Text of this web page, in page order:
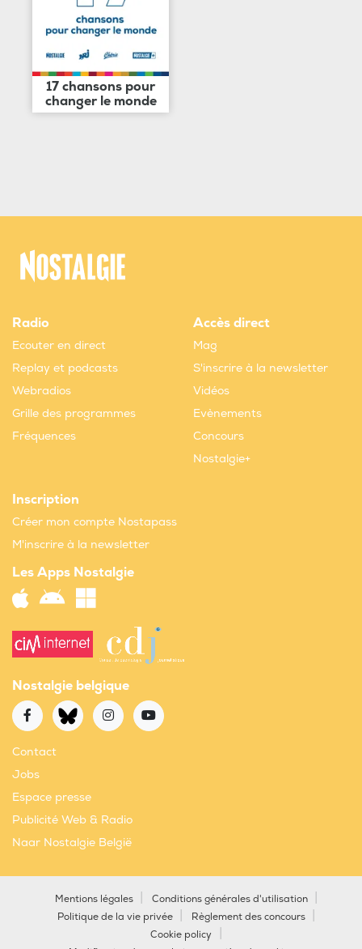
17 chansons pour
changer le monde
Radio
Ecouter en direct
Replay et podcasts
Webradios
Grille des programmes
Fréquences
Accès direct
Mag
S'inscrire à la newsletter
Vidéos
Evènements
Concours
Nostalgie+
Inscription
Créer mon compte Nostapass
M'inscrire à la newsletter
Les Apps Nostalgie
Nostalgie belgique
Contact
Jobs
Espace presse
Publicité Web & Radio
Naar Nostalgie België
Mentions légales
Conditions générales d'utilisation
Politique de la vie privée
Règlement des concours
Cookie policy